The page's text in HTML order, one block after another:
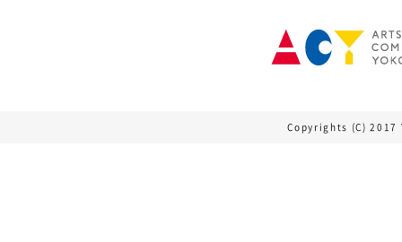
Copyrights (C)